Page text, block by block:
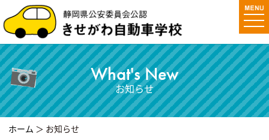
What's New
お知らせ
ホーム ＞ お知らせ